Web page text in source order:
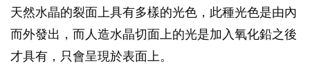
天然水晶的裂面上具有多樣的光色，此種光色是由內
而外發出，而人造水晶切面上的光是加入氧化鉛之後
才具有，只會呈現於表面上。